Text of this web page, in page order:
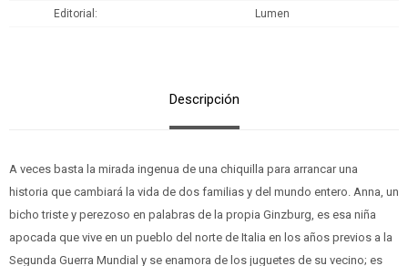
Editorial Lumen
Descripción
A veces basta la mirada ingenua de una chiquilla para arrancar una
historia que cambiará la vida de dos familias y del mundo entero. Anna, un
bicho triste y perezoso en palabras de la propia Ginzburg, es esa niña
apocada que vive en un pueblo del norte de Italia en los años previos a la
Segunda Guerra Mundial y se enamora de los juguetes de su vecino; es